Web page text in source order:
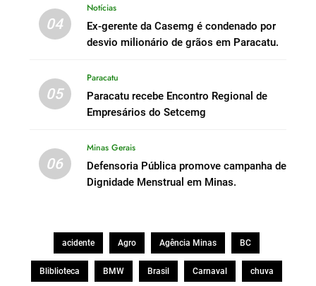
04
Notícias
Ex-gerente da Casemg é condenado por
desvio milionário de grãos em Paracatu.
05
Paracatu
Paracatu recebe Encontro Regional de
Empresários do Setcemg
06
Minas Gerais
Defensoria Pública promove campanha de
Dignidade Menstrual em Minas.
acidente Agro Agência Minas BC
Bliblioteca BMW Brasil Carnaval chuva